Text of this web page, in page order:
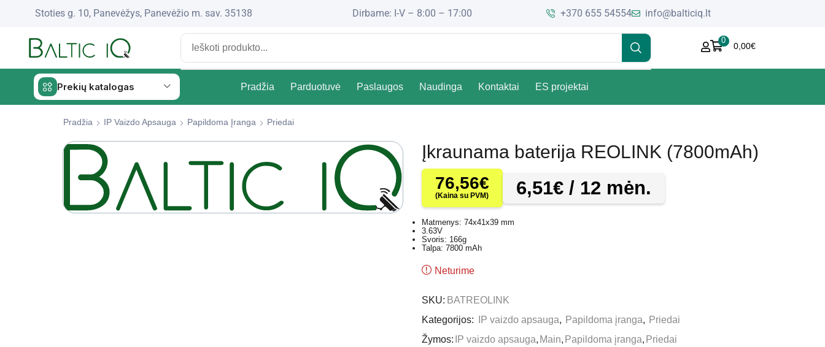
Stoties g. 10, Panevėžys, Panevėžio m. sav. 35138 Dirbame: I-V – 8:00 – 17:00 +370 655 54554 info@balticiq.lt
0
0,00€
Prekių katalogas Pradžia Parduotuvė Paslaugos Naudinga Kontaktai ES projektai
Pradžia IP Vaizdo Apsauga Papildoma Įranga Priedai
Įkraunama baterija REOLINK (7800mAh)
76,56€
(Kaina su PVM) 6,51€ / 12 mėn.
Matmenys: 74x41x39 mm
3.63V
Svoris: 166g
Talpa: 7800 mAh
Neturime
SKU: BATREOLINK
Kategorijos:
IP vaizdo apsauga, Papildoma įranga, Priedai
Žymos: IP vaizdo apsauga, Main, Papildoma įranga, Priedai